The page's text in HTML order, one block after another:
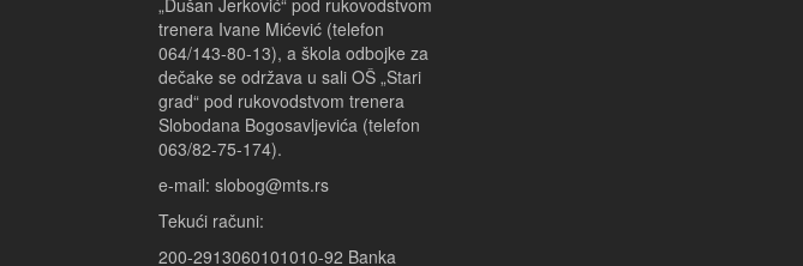
„Dušan Jerković“ pod rukovodstvom
trenera Ivane Mićević (telefon
064/143-80-13), a škola odbojke za
dečake se održava u sali OŠ „Stari
grad“ pod rukovodstvom trenera
Slobodana Bogosavljevića (telefon
063/82-75-174).
e-mail: slobog@mts.rs
Tekući računi:
200-2913060101010-92 Banka